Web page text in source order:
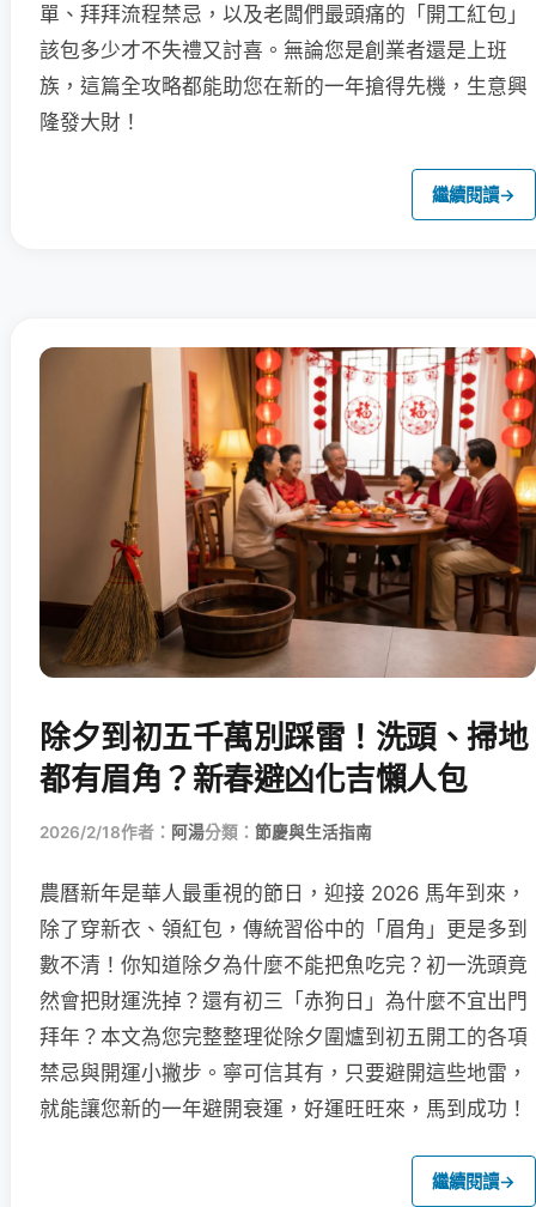
單、拜拜流程禁忌，以及老闆們最頭痛的「開工紅包」
該包多少才不失禮又討喜。無論您是創業者還是上班
族，這篇全攻略都能助您在新的一年搶得先機，生意興
隆發大財！
繼續閱讀→
除夕到初五千萬別踩雷！洗頭、掃地
都有眉角？新春避凶化吉懶人包
2026/2/18作者： 阿湯分類： 節慶與生活指南
農曆新年是華人最重視的節日，迎接 2026 馬年到來，
除了穿新衣、領紅包，傳統習俗中的「眉角」更是多到
數不清！你知道除夕為什麼不能把魚吃完？初一洗頭竟
然會把財運洗掉？還有初三「赤狗日」為什麼不宜出門
拜年？本文為您完整整理從除夕圍爐到初五開工的各項
禁忌與開運小撇步。寧可信其有，只要避開這些地雷，
就能讓您新的一年避開衰運，好運旺旺來，馬到成功！
繼續閱讀→